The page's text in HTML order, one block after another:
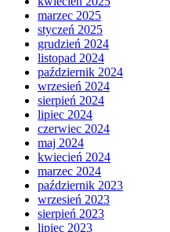
marzec 2025
styczeń 2025
grudzień 2024
listopad 2024
październik 2024
wrzesień 2024
sierpień 2024
lipiec 2024
czerwiec 2024
maj 2024
kwiecień 2024
marzec 2024
październik 2023
wrzesień 2023
sierpień 2023
lipiec 2023